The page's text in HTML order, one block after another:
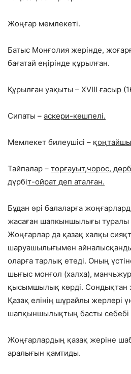
Жоңғар мемлекеті.
Батыс Монғолия жерінде,
бағатай еңірінде құрылған.
Құрылған уақыты – XVIII ғасыр
Сипаты – аскери-көшпелі.
Мемлекет билеушісі – қ
Тайпалар – торғауыт,чорос,
дүрбіт-ойрат деп аталған.
Бұдан әрі балаларға
жасаған шапкыншылығы туралы
Жоңғарлар да қазақ халқы
шаруашылығымен
оларға тарлық етеді. Оның
шығыс монғол (халха),
қысымшылық көрді. Сондықтан
Қазақ елінің шұрайлы жерлері
шапқыншылықтың басты
Жоңғарлардың қазақ жеріне
аралығын қамтиды.